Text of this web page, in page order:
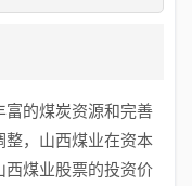
富的煤炭资源和完善
整，山西煤业在资本
西煤业股票的投资价